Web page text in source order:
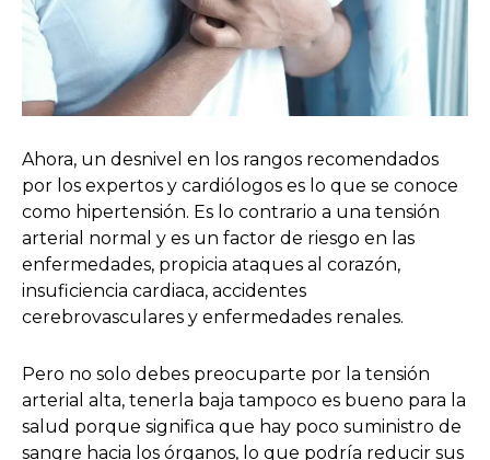
Ahora, un desnivel en los rangos recomendados
por los expertos y cardiólogos es lo que se conoce
como hipertensión. Es lo contrario a una tensión
arterial normal y es un factor de riesgo en las
enfermedades, propicia ataques al corazón,
insuficiencia cardiaca, accidentes
cerebrovasculares y enfermedades renales.
Pero no solo debes preocuparte por la tensión
arterial alta, tenerla baja tampoco es bueno para la
salud porque significa que hay poco suministro de
sangre hacia los órganos, lo que podría reducir sus